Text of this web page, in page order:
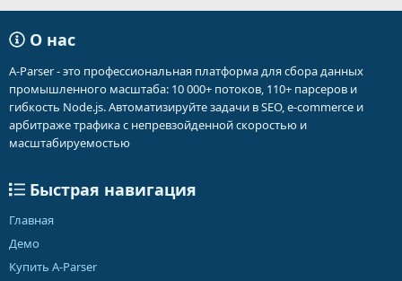
О нас
A-Parser - это профессиональная платформа для сбора данных
промышленного масштаба: 10 000+ потоков, 110+ парсеров и
гибкость Node.js. Автоматизируйте задачи в SEO, e-commerce и
арбитраже трафика с непревзойденной скоростью и
масштабируемостью
Быстрая навигация
Главная
Демо
Купить A-Parser